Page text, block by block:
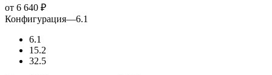
от 6 640 ₽
Конфигурация—6.1
6.1
15.2
32.5